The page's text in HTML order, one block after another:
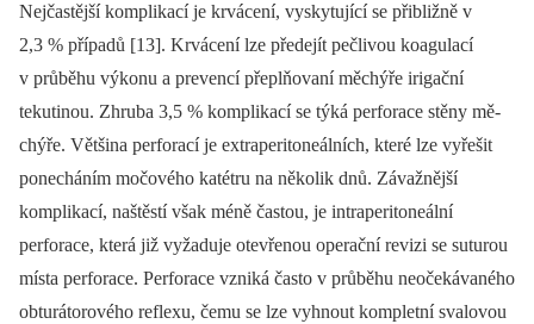
Nejčastější komplikací je krvácení, vyskytující se přibližně v
2,3 % případů [13]. Krvácení lze předejít pečlivou koagulací
v průběhu výkonu a prevencí přeplňovaní měchýře irigační
tekutinou. Zhruba 3,5 % komplikací se týká perforace stěny mě­
chýře. Většina perforací je extraperitoneálních, které lze vyřešit
ponecháním močo­vého katétru na několik dnů. Závažnější
komplikací, naštěstí však méně častou, je intraperitoneální
perforace, která již vyžaduje otevřenou operační revizi se suturou
místa perforace. Perforace vzniká často v průběhu neočekávaného
obturátorového reflexu, čemu se lze vyhnout kompletní svalovou